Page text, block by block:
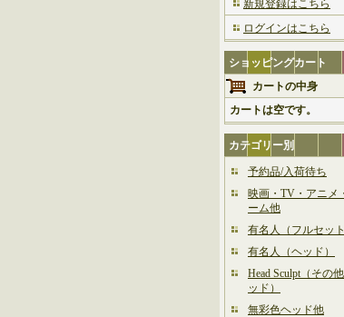
新規登録はこちら
ログインはこちら
ショッピングカート
カートの中身
カートは空です。
カテゴリー別
予約品/入荷待ち
映画・TV・アニメ
ーム他
有名人（フルセット
有名人（ヘッド）
Head Sculpt（その
ッド）
無彩色ヘッド他